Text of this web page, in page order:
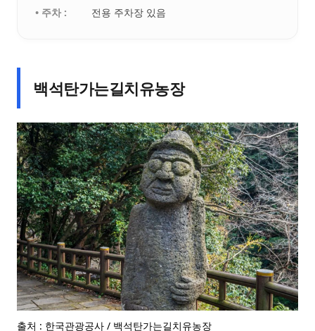
• 주차 :
전용 주차장 있음
백석탄가는길치유농장
출처 : 한국관광공사 / 백석탄가는길치유농장